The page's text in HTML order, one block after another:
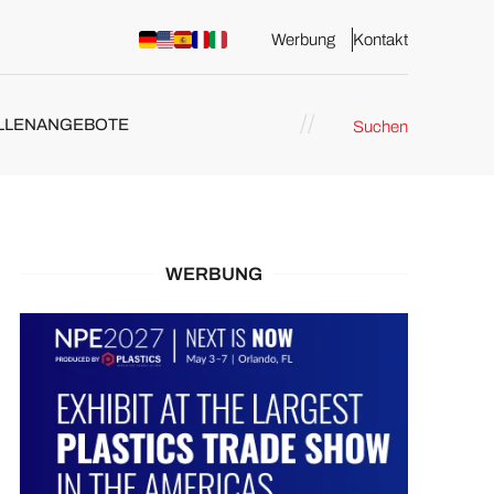
Werbung Kontakt
Suchen
WERBUNG